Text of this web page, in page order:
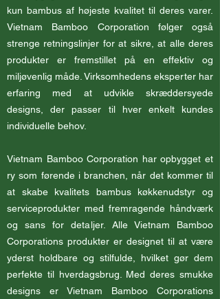
kun bambus af højeste kvalitet til deres varer.
Vietnam Bamboo Corporation følger også
strenge retningslinjer for at sikre, at alle deres
produkter er fremstillet på en effektiv og
miljøvenlig måde. Virksomhedens eksperter har
erfaring med at udvikle skræddersyede
designs, der passer til hver enkelt kundes
individuelle behov.
Vietnam Bamboo Corporation har opbygget et
ry som førende i branchen, når det kommer til
at skabe kvalitets bambus køkkenudstyr og
serviceprodukter med fremragende håndværk
og sans for detaljer. Alle Vietnam Bamboo
Corporations produkter er designet til at være
yderst holdbare og stilfulde, hvilket gør dem
perfekte til hverdagsbrug. Med deres smukke
designs er Vietnam Bamboo Corporations